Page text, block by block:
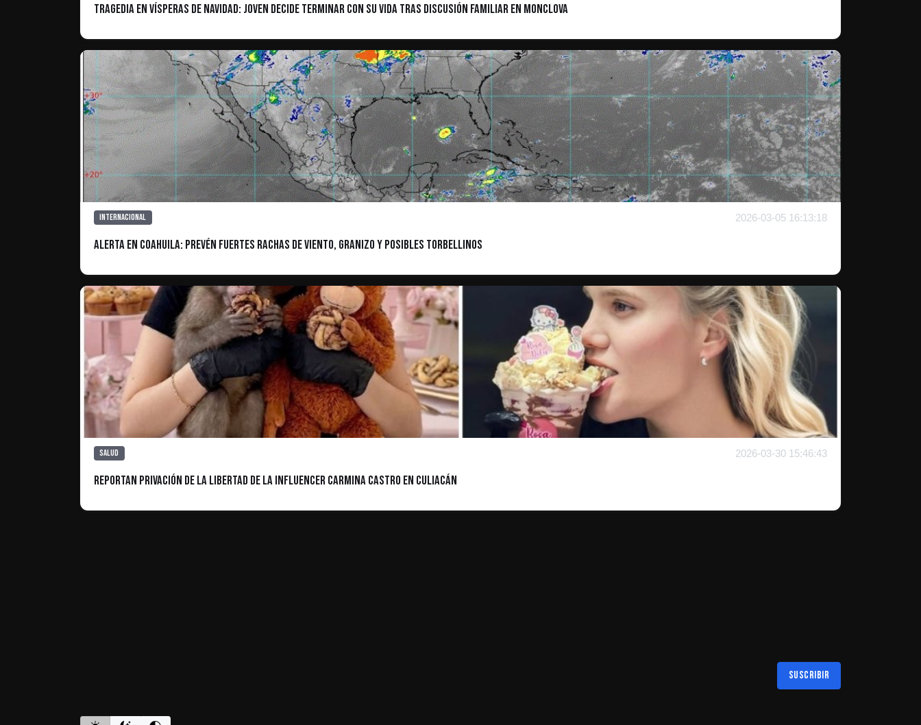
Tragedia en vísperas de Navidad: Joven Decide Terminar Con Su Vida tras discusión familiar en Monclova
Internacional 2026-03-05 16:13:18
Alerta en Coahuila: Prevén fuertes rachas de viento, granizo y posibles torbellinos
Salud 2026-03-30 15:46:43
Reportan privación de la libertad de la influencer Carmina Castro en Culiacán
Suscribir